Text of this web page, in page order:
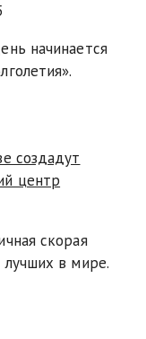
начинается
создадут
центр
скорая
в мире.